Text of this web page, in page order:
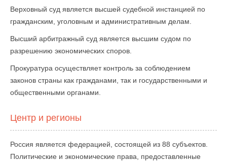
Верховный суд является высшей судебной инстанцией по
гражданским, уголовным и административным делам.
Высший арбитражный суд является высшим судом по
разрешению экономических споров.
Прокуратура осуществляет контроль за соблюдением
законов страны как гражданами, так и государственными и
общественными органами.
Центр и регионы
Россия является федерацией, состоящей из 88 субъектов.
Политические и экономические права, предоставленные